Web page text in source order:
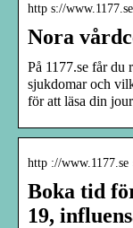
http s://
Nora
På 1177.se får du
sjukdomar och
för att läsa din
http ://
Boka tid
19,